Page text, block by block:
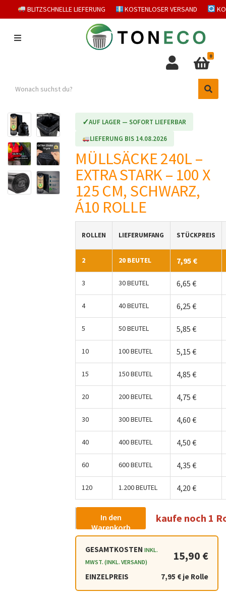
BLITZSCHNELLE LIEFERUNG KOSTENLOSER VERSAND
M
t
e
g
o
r
y
n
a
m
r
c
h
p
r
o
d
u
c
S
0
✓AUF LAGER — SOFORT LIEFERBAR
LIEFERUNG BIS 14.08.2026
MÜLLSÄCKE 240L –
EXTRA STARK – 100 X
125 CM, SCHWARZ,
Á10 ROLLE
ROLLEN LIEFERUMFANG STÜCKPREIS
2 20 BEUTEL 7,95 €
3 30 BEUTEL 6,65€
4 40 BEUTEL 6,25€
5 50 BEUTEL 5,85€
10 100 BEUTEL 5,15€
15 150 BEUTEL 4,85€
20 200 BEUTEL 4,75€
30 300 BEUTEL 4,60€
40 400 BEUTEL 4,50€
60 600 BEUTEL 4,35€
120 1.200 BEUTEL 4,20€
In den
Warenkorb
kaufe noch 1
GESAMTKOSTENINKL.
MWST. (INKL. VERSAND)
15,90 €
EINZELPREIS 7,95 € je Rolle